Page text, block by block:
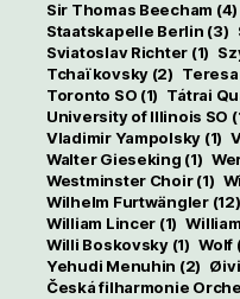
Sir Thomas Beecham (4)
Staatskapelle Berlin (3)
Sviatoslav Richter (1)
Tchaïkovsky(2)
Toronto SO (1) Tátrai
University of Illinois SO
Vladimir Yampolsky (1)
Walter Gieseking (1)
Westminster Choir(1)
Wilhelm Furtwängler(12)
William Lincer (1)
Willi Boskovsky(1) Wolf
Yehudi Menuhin (2)
Česká filharmonie